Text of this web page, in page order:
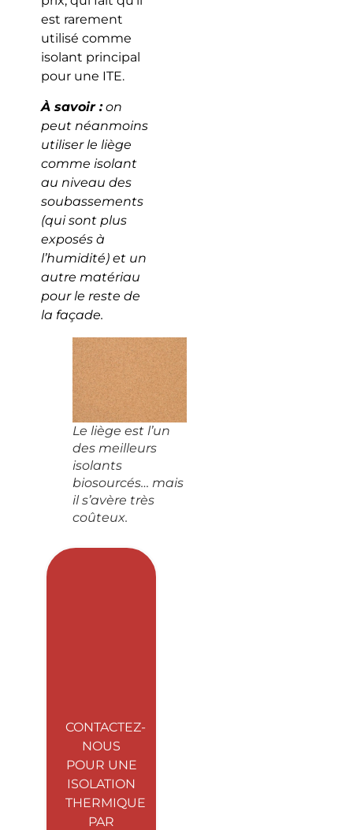
est rarement
utilisé comme
isolant principal
pour une ITE.
À savoir :on
peut néanmoins
utiliser le liège
comme isolant
au niveau des
soubassements
(qui sont plus
exposés à
l’humidité) et un
autre matériau
pour le reste de
la façade.
Le liège est l’un
des meilleurs
isolants
biosourcés… mais
il s’avère très
coûteux.
CONTACTEZ-
NOUS
POUR UNE
ISOLATION
THERMIQUE
PAR